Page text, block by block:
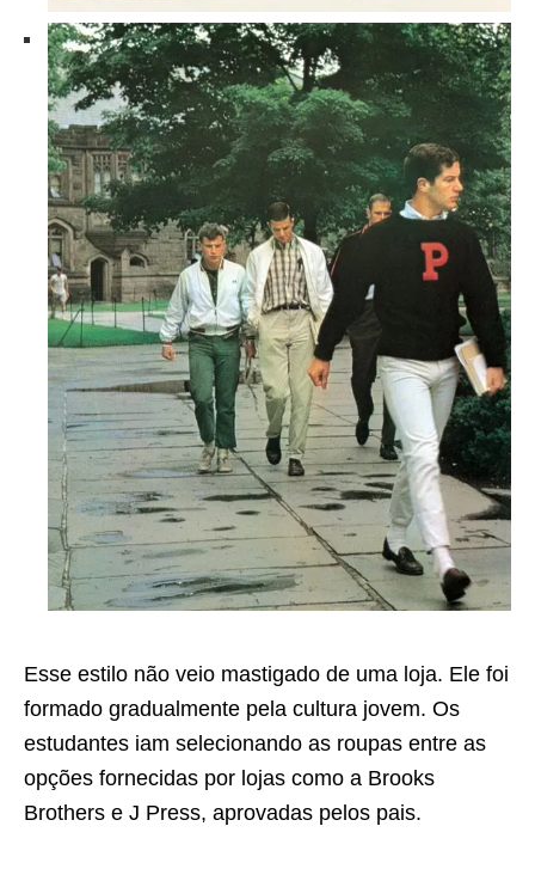
Esse estilo não veio mastigado de uma loja. Ele foi
formado gradualmente pela cultura jovem. Os
estudantes iam selecionando as roupas entre as
opções fornecidas por lojas como a Brooks
Brothers e J Press, aprovadas pelos pais.